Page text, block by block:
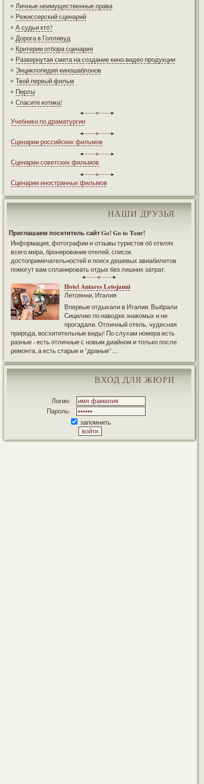
Личные неимущественные права
Режиссерский сценарий
А судьи кто?
Дорога в Голливуд
Критерии отбора сценария
Развернутая смета на создание кино-видео продукции
Энциклопедия киношаблонов
Твой первый фильм
Перлы
Спасите котика!
Учебники по драматургии
Сценарии российских фильмов
Сценарии советских фильмов
Сценарии иностранных фильмов
НАШИ ДРУЗЬЯ
Приглашаем посетитель сайт Go! Go to Tour!
Информация, фотографии и отзывы туристов об отелях
всего мира, бронирование отелей, список
достопримечательностей и поиск дешевых авиабилетов
помогут вам спланировать отдых без лишних затрат.
Hotel Antares Letojanni
Летоянни, Италия
Впервые отдыхали в Италии. Выбрали
Сицилию по наводке знакомых и не
прогадали. Отличный отель, чудесная
природа, восхитительные виды! По слухам номера есть
разные - есть отличные с новым диайном и только после
ремонта, а есть старые и "драные"....
ВХОД ДЛЯ ЖЮРИ
Логин:
Пароль:
запомнить